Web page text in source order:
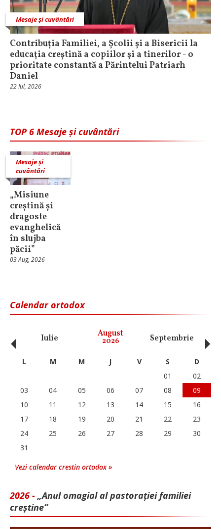
Mesaje și cuvântări
Contribuția Familiei, a Școlii și a Bisericii la
educația creștină a copiilor și a tinerilor - o
prioritate constantă a Părintelui Patriarh
Daniel
22 Iul, 2026
TOP 6 Mesaje și cuvântări
Mesaje și
cuvântări
„Misiune
creștină și
dragoste
evanghelică
în slujba
păcii”
03 Aug, 2026
Calendar ortodox
Iulie August
2026 Septembrie
‹ L M M J V S
D
01
02
03
04 05 06 07 08
09
10
11 12 13 14 15
16
17
18 19 20 21 22
23
24
25 26 27 28 29
30
31
Vezi calendar crestin ortodox »
2026 - „Anul omagial al pastorației familiei
creștine”